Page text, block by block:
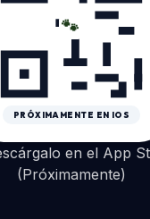
🐾
PRÓXIMAMENTE EN IOS